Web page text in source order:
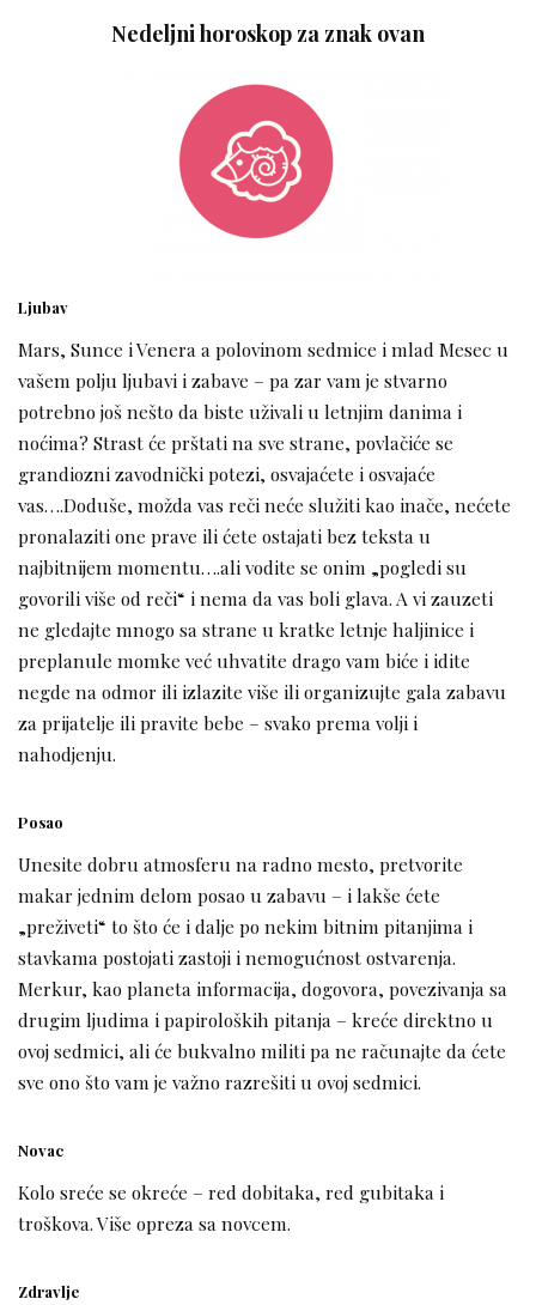
Nedeljni horoskop za znak ovan
Ljubav
Mars, Sunce i Venera a polovinom sedmice i mlad Mesec u
vašem polju ljubavi i zabave – pa zar vam je stvarno
potrebno još nešto da biste uživali u letnjim danima i
noćima? Strast će prštati na sve strane, povlačiće se
grandiozni zavodnički potezi, osvajaćete i osvajaće
vas….Doduše, možda vas reči neće služiti kao inače, nećete
pronalaziti one prave ili ćete ostajati bez teksta u
najbitnijem momentu….ali vodite se onim „pogledi su
govorili više od reči“ i nema da vas boli glava. A vi zauzeti
ne gledajte mnogo sa strane u kratke letnje haljinice i
preplanule momke već uhvatite drago vam biće i idite
negde na odmor ili izlazite više ili organizujte gala zabavu
za prijatelje ili pravite bebe – svako prema volji i
nahodjenju.
Posao
Unesite dobru atmosferu na radno mesto, pretvorite
makar jednim delom posao u zabavu – i lakše ćete
„preživeti“ to što će i dalje po nekim bitnim pitanjima i
stavkama postojati zastoji i nemogućnost ostvarenja.
Merkur, kao planeta informacija, dogovora, povezivanja sa
drugim ljudima i papiroloških pitanja – kreće direktno u
ovoj sedmici, ali će bukvalno militi pa ne računajte da ćete
sve ono što vam je važno razrešiti u ovoj sedmici.
Novac
Kolo sreće se okreće – red dobitaka, red gubitaka i
troškova. Više opreza sa novcem.
Zdravlje